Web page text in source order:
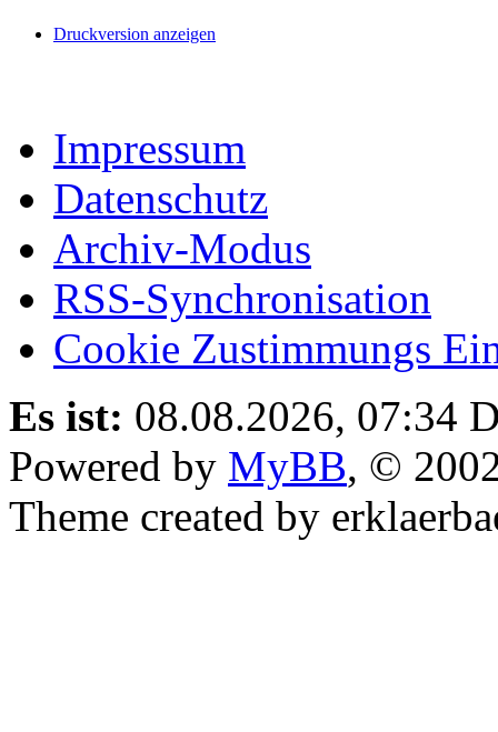
Druckversion anzeigen
Impressum
Datenschutz
Archiv-Modus
RSS-Synchronisation
Cookie Zustimmungs
Es ist: 08.08.2026, 07:34
Powered by MyBB, ©
Theme created by